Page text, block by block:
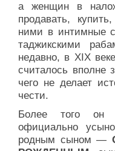
а женщин в
продавать,
ними в интимные
таджикскими
недавно, в XIX
считалось
чего не делает
чести.
Более того он
официально
родным сыном —